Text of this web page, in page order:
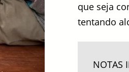
que seja
tentando
NOTAS